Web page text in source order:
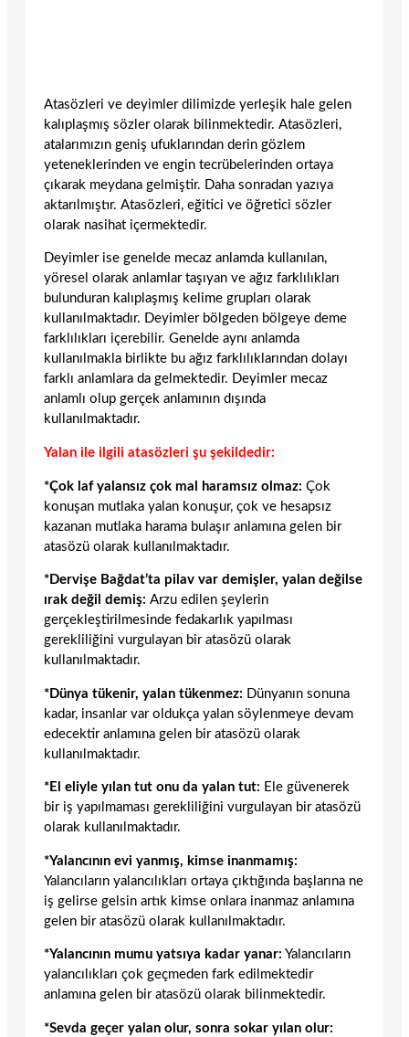
Atasözleri ve deyimler dilimizde yerleşik hale gelen
kalıplaşmış sözler olarak bilinmektedir. Atasözleri,
atalarımızın geniş ufuklarından derin gözlem
yeteneklerinden ve engin tecrübelerinden ortaya
çıkarak meydana gelmiştir. Daha sonradan yazıya
aktarılmıştır. Atasözleri, eğitici ve öğretici sözler
olarak nasihat içermektedir.
Deyimler ise genelde mecaz anlamda kullanılan,
yöresel olarak anlamlar taşıyan ve ağız farklılıkları
bulunduran kalıplaşmış kelime grupları olarak
kullanılmaktadır. Deyimler bölgeden bölgeye deme
farklılıkları içerebilir. Genelde aynı anlamda
kullanılmakla birlikte bu ağız farklılıklarından dolayı
farklı anlamlara da gelmektedir. Deyimler mecaz
anlamlı olup gerçek anlamının dışında
kullanılmaktadır.
Yalan ile ilgili atasözleri şu şekildedir:
*Çok laf yalansız çok mal haramsız olmaz: Çok
konuşan mutlaka yalan konuşur, çok ve hesapsız
kazanan mutlaka harama bulaşır anlamına gelen bir
atasözü olarak kullanılmaktadır.
*Dervişe Bağdat’ta pilav var demişler, yalan değilse
ırak değil demiş: Arzu edilen şeylerin
gerçekleştirilmesinde fedakarlık yapılması
gerekliliğini vurgulayan bir atasözü olarak
kullanılmaktadır.
*Dünya tükenir, yalan tükenmez: Dünyanın sonuna
kadar, insanlar var oldukça yalan söylenmeye devam
edecektir anlamına gelen bir atasözü olarak
kullanılmaktadır.
*El eliyle yılan tut onu da yalan tut: Ele güvenerek
bir iş yapılmaması gerekliliğini vurgulayan bir atasözü
olarak kullanılmaktadır.
*Yalancının evi yanmış, kimse inanmamış:
Yalancıların yalancılıkları ortaya çıktığında başlarına ne
iş gelirse gelsin artık kimse onlara inanmaz anlamına
gelen bir atasözü olarak kullanılmaktadır.
*Yalancının mumu yatsıya kadar yanar: Yalancıların
yalancılıkları çok geçmeden fark edilmektedir
anlamına gelen bir atasözü olarak bilinmektedir.
*Sevda geçer yalan olur, sonra sokar yılan olur: